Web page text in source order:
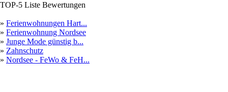
TOP-5 Liste Bewertungen
» Ferienwohnungen Hart...
» Ferienwohnung Nordsee
» Junge Mode günstig b...
» Zahnschutz
» Nordsee - FeWo & FeH...